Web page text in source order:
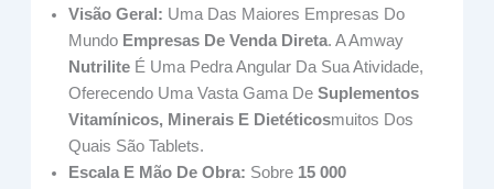
Visão Geral: Uma Das Maiores Empresas Do
Mundo Empresas De Venda Direta. A Amway
Nutrilite É Uma Pedra Angular Da Sua Atividade,
Oferecendo Uma Vasta Gama DeSuplementos
Vitamínicos, Minerais E DietéticosMuitos Dos
Quais São Tablets.
Escala E Mão De Obra: Sobre 15 000